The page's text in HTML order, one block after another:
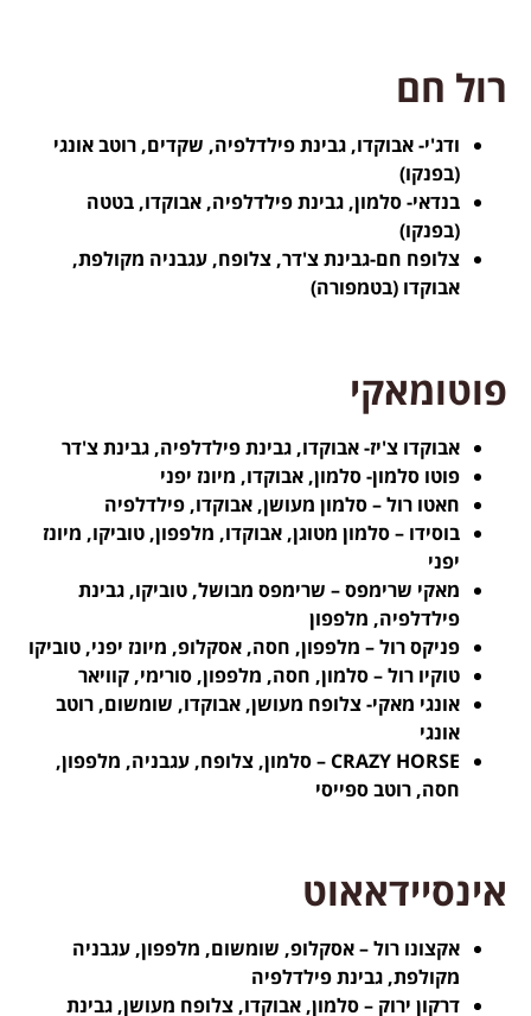
רול חם
ודג'י- אבוקדו, גבינת פילדלפיה, שקדים, רוטב אונגי
(בפנקו)
בנדאי- סלמון, גבינת פילדלפיה, אבוקדו, בטטה
(בפנקו)
צלופח חם-גבינת צ'דר, צלופח, עגבניה מקולפת,
אבוקדו (בטמפורה)
פוטומאקי
אבוקדו צ'יז- אבוקדו, גבינת פילדלפיה, גבינת צ'דר
פוטו סלמון- סלמון, אבוקדו, מיונז יפני
חאטו רול – סלמון מעושן, אבוקדו, פילדלפיה
בוסידו – סלמון מטוגן, אבוקדו, מלפפון, טוביקו, מיונז
יפני
מאקי שרימפס – שרימפס מבושל, טוביקו, גבינת
פילדלפיה, מלפפון
פניקס רול – מלפפון, חסה, אסקלופ, מיונז יפני, טוביקו
טוקיו רול – סלמון, חסה, מלפפון, סורימי, קוויאר
אונגי מאקי- צלופח מעושן, אבוקדו, שומשום, רוטב
אונגי
CRAZY HORSE – סלמון, צלופח, עגבניה, מלפפון,
חסה, רוטב ספייסי
אינסיידאאוט
אקצונו רול – אסקלופ, שומשום, מלפפון, עגבניה
מקולפת, גבינת פילדלפיה
דרקון ירוק – סלמון, אבוקדו, צלופח מעושן, גבינת